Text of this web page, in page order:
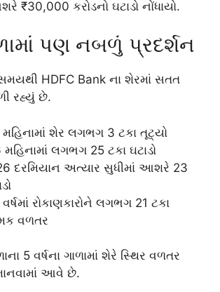
₹30,000 કરોડનો ઘટાડો નોંધાયો.
પણ નબળું પ્રદર્શન
HDFC Bank ના શેરમાં સતત
રહ્યું છે.
મહિનામાં શેર લગભગ 3 ટકા તૂટ્યો
લગભગ 25 ટકા ઘટાડો
દરમિયાન અત્યાર સુધીમાં આશરે 23
રોકાણકારોને લગભગ 21 ટકા
વળતર
5 વર્ષના ગાળામાં શેરે સ્થિર વળતર
આવે છે.